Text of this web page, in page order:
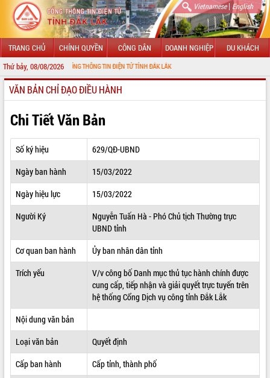
Vietnamese| English
TRANG CHỦ CHÍNH QUYỀN CÔNG DÂN DOANH NGHIỆP DU KHÁCH
Thứ bảy, 08/08/2026
ĐẾN VỚI CỔNG THÔNG TIN ĐIỆN TỬ TỈNH ĐẮK LẮK
GIỚI THIỆU
LÃNH ĐẠO UBND TỈNH
TIN TỨC SỰ KIỆN
SỞ, BAN, NGÀNH
THÔNG TIN CHỈ ĐẠO ĐIỀU HÀNH
VĂN BẢN HĐND TỈNH
QUY HOẠCH - KẾ HOẠCH
VĂN BẢN CHỈ ĐẠO ĐIỀU HÀNH
Chi Tiết Văn Bản
Số ký hiệu
629/QĐ-UBND
Ngày ban hành
15/03/2022
Ngày hiệu lực
15/03/2022
Người Ký
Nguyễn Tuấn Hà - Phó Chủ tịch Thường trực
UBND tỉnh
Cơ quan ban hành
Ủy ban nhân dân tỉnh
Trích yếu
V/v công bố Danh mục thủ tục hành chính được
cung cấp, tiếp nhận và giải quyết trực tuyến trên
hệ thống Cổng Dịch vụ công tỉnh Đắk Lắk
Nội dung văn bản
Loại văn bản
Quyết định
Cấp ban hành
Cấp tỉnh, thành phố